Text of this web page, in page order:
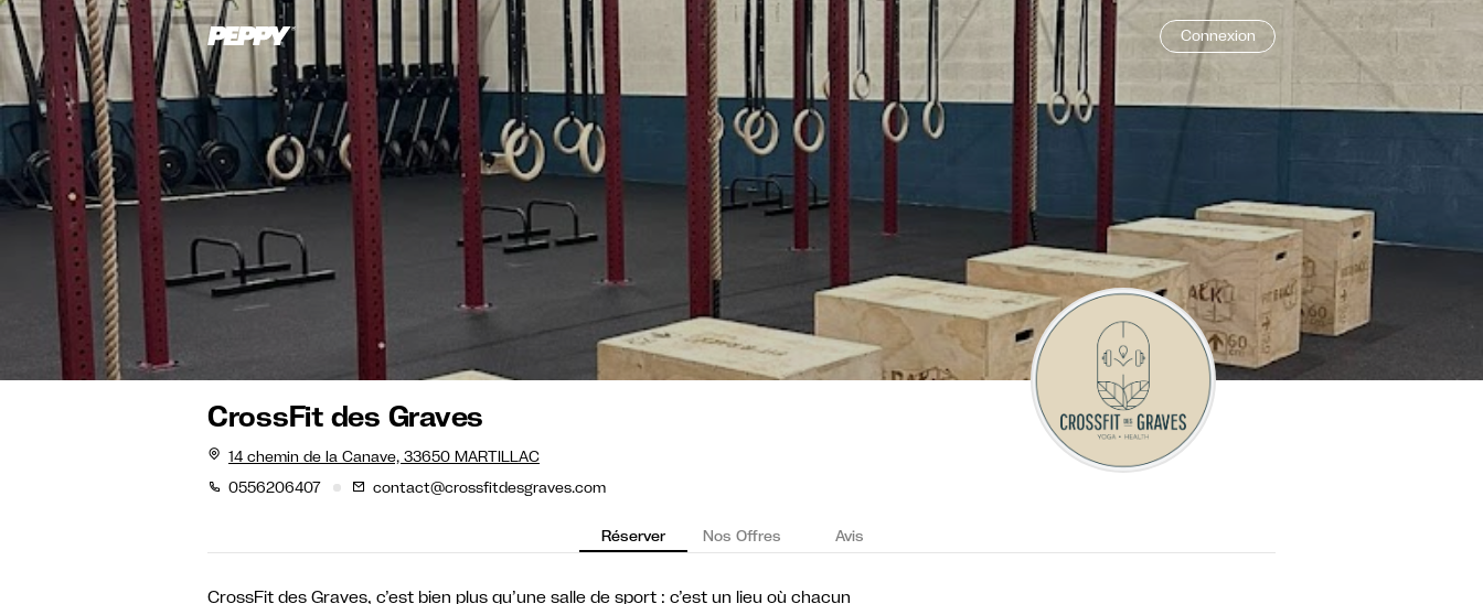
Connexion
CrossFit des Graves
14 chemin de la Canave, 33650 MARTILLAC
0556206407
contact@crossfitdesgraves.com
Réserver Nos Offres Avis
CrossFit des Graves, c’est bien plus qu’une salle de sport : c’est un lieu où chacun